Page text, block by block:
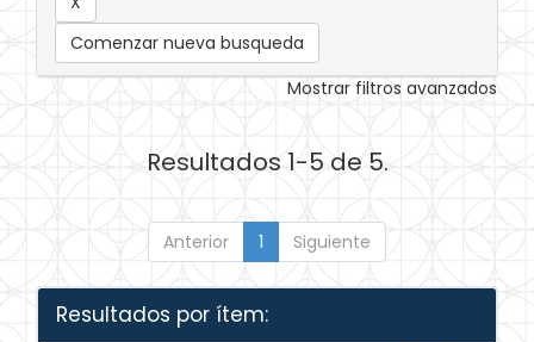
Comenzar nueva busqueda
Mostrar filtros avanzados
Resultados 1-5 de 5.
Anterior 1 Siguiente
Resultados por ítem: